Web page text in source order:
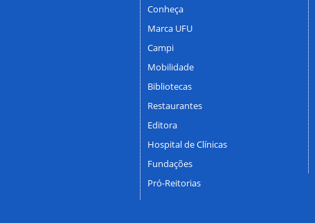
Conheça
Marca UFU
Campi
Mobilidade
Bibliotecas
Restaurantes
Editora
Hospital de Clínicas
Fundações
Pró-Reitorias